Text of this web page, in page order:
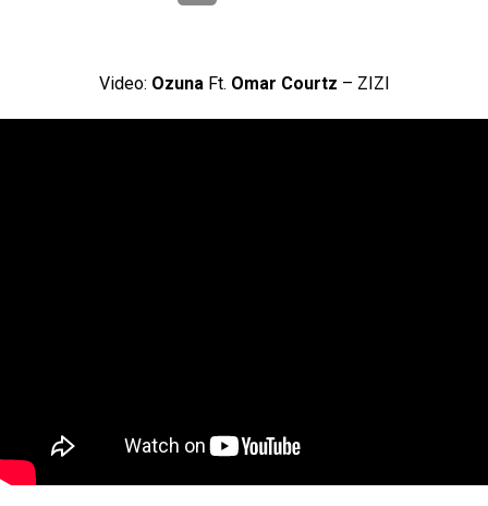
Video: Ozuna Ft. Omar Courtz – ZIZI